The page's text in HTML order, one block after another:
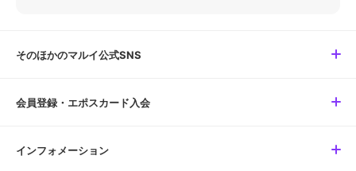
そのほかのマルイ公式SNS
会員登録・エポスカード入会
インフォメーション